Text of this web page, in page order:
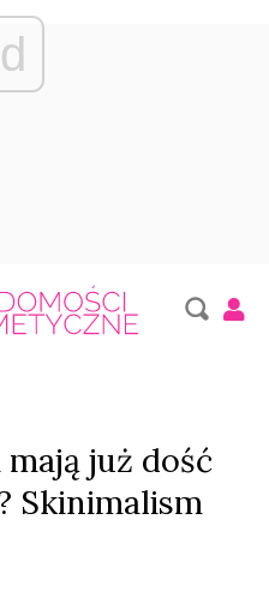
już dość
Skinimalism